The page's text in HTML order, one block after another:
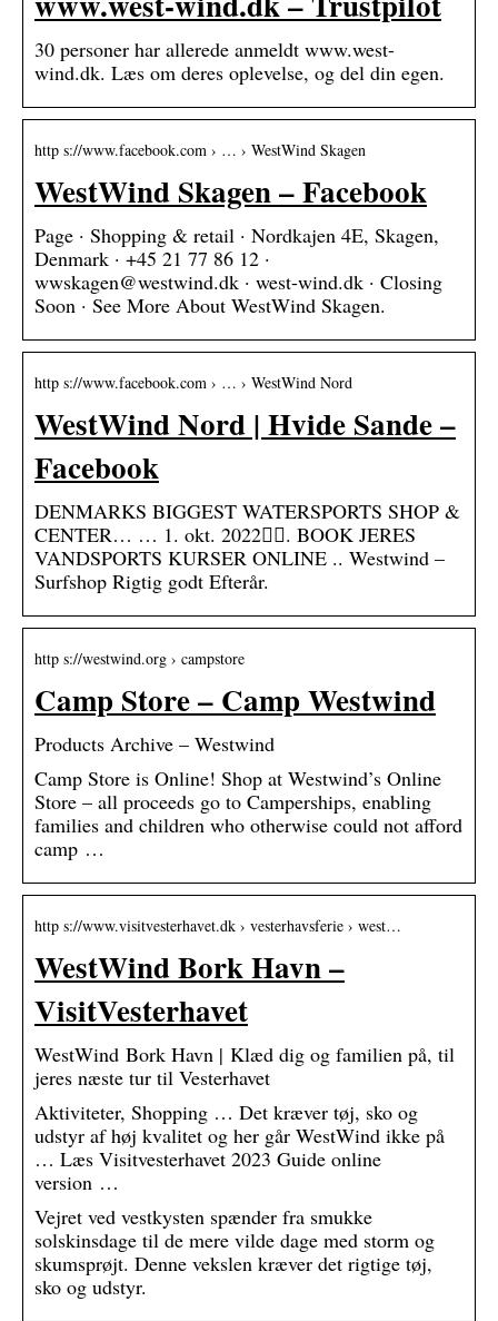
30 personer har allerede anmeldt www.west-
wind.dk. Læs om deres oplevelse, og del din egen.
http s://www.facebook.com › … › WestWind Skagen
WestWind Skagen – Facebook
Page · Shopping & retail · Nordkajen 4E, Skagen,
Denmark · +45 21 77 86 12 ·
wwskagen@westwind.dk · west-wind.dk · Closing
Soon · See More About WestWind Skagen.
http s://www.facebook.com › … › WestWind Nord
WestWind Nord | Hvide Sande –
Facebook
DENMARKS BIGGEST WATERSPORTS SHOP &
CENTER… … 1. okt. 2022󰞋󰟠. BOOK JERES
VANDSPORTS KURSER ONLINE .. Westwind –
Surfshop Rigtig godt Efterår.
http s://westwind.org › campstore
Camp Store – Camp Westwind
Products Archive – Westwind
Camp Store is Online! Shop at Westwind’s Online
Store – all proceeds go to Camperships, enabling
families and children who otherwise could not afford
camp …
http s://www.visitvesterhavet.dk › vesterhavsferie › west…
WestWind Bork Havn –
VisitVesterhavet
WestWind Bork Havn | Klæd dig og familien på, til
jeres næste tur til Vesterhavet
Aktiviteter, Shopping … Det kræver tøj, sko og
udstyr af høj kvalitet og her går WestWind ikke på
… Læs Visitvesterhavet 2023 Guide online
version …
Vejret ved vestkysten spænder fra smukke
solskinsdage til de mere vilde dage med storm og
skumsprøjt. Denne vekslen kræver det rigtige tøj,
sko og udstyr.